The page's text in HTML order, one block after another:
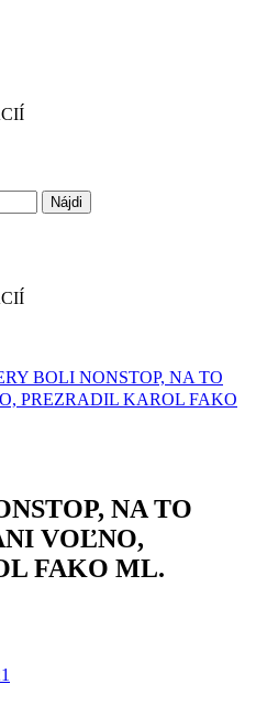
BOLI NONSTOP, NA TO
PREZRADIL KAROL FAKO
NA TO
VOĽNO,
FAKO ML.